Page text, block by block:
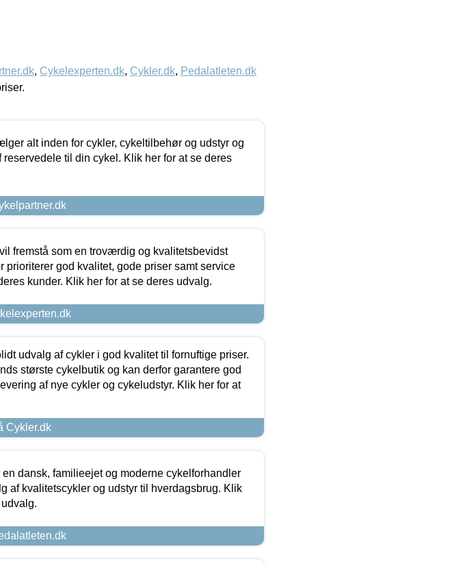
, Cykelexperten.dk, Cykler.dk, Pedalatleten.dk
alt inden for cykler, cykeltilbehør og udstyr og
reservedele til din cykel. Klik her for at se deres
fremstå som en troværdig og kvalitetsbevidst
prioriterer god kvalitet, gode priser samt service
kunder. Klik her for at se deres udvalg.
udvalg af cykler i god kvalitet til fornuftige priser.
største cykelbutik og kan derfor garantere god
af nye cykler og cykeludstyr. Klik her for at
Cykler.dk
dansk, familieejet og moderne cykelforhandler
af kvalitetscykler og udstyr til hverdagsbrug. Klik